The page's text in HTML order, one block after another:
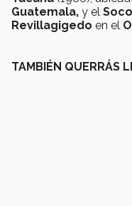
Guatemala, y el
Revillagigedo en el
TAMBIÉN QUERRÁS